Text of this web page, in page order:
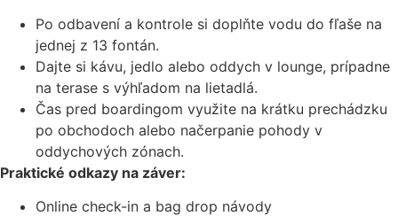
Po odbavení a kontrole si doplňte vodu do fľaše na
jednej z 13 fontán.
Dajte si kávu, jedlo alebo oddych v lounge, prípadne
na terase s výhľadom na lietadlá.
Čas pred boardingom využite na krátku prechádzku
po obchodoch alebo načerpanie pohody v
oddychových zónach.
Praktické odkazy na záver:
Online check-in a bag drop návody